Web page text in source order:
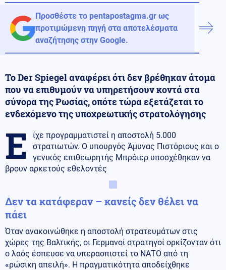
Προσθέστε το pentapostagma.gr ως
προτιμώμενη πηγή στα αποτελέσματα
αναζήτησης στην Google.
Το Der Spiegel αναφέρει ότι δεν βρέθηκαν άτομα
που να επιθυμούν να υπηρετήσουν κοντά στα
σύνορα της Ρωσίας, οπότε τώρα εξετάζεται το
ενδεχόμενο της υποχρεωτικής στρατολόγησης
Ε
ίχε προγραμματιστεί η αποστολή 5.000
στρατιωτών. Ο υπουργός Άμυνας Πιστόριους και ο
γενικός επιθεωρητής Μπρόιερ υποσχέθηκαν να
βρουν αρκετούς εθελοντές
Δεν τα κατάφεραν – κανείς δεν θέλει να
πάει
Όταν ανακοινώθηκε η αποστολή στρατευμάτων στις
χώρες της Βαλτικής, οι Γερμανοί στρατηγοί ορκίζονταν ότι
ο λαός έσπευσε να υπερασπιστεί το ΝΑΤΟ από τη
«ρώσικη απειλή». Η πραγματικότητα αποδείχθηκε